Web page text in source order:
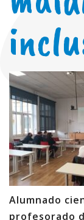
Alumnado
profesorado